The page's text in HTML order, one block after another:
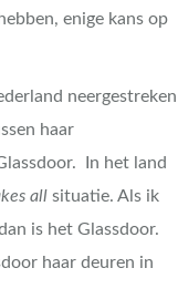
enige kans op
neergestreken
haar
In het land
all situatie. Als ik
is het Glassdoor.
haar deuren in